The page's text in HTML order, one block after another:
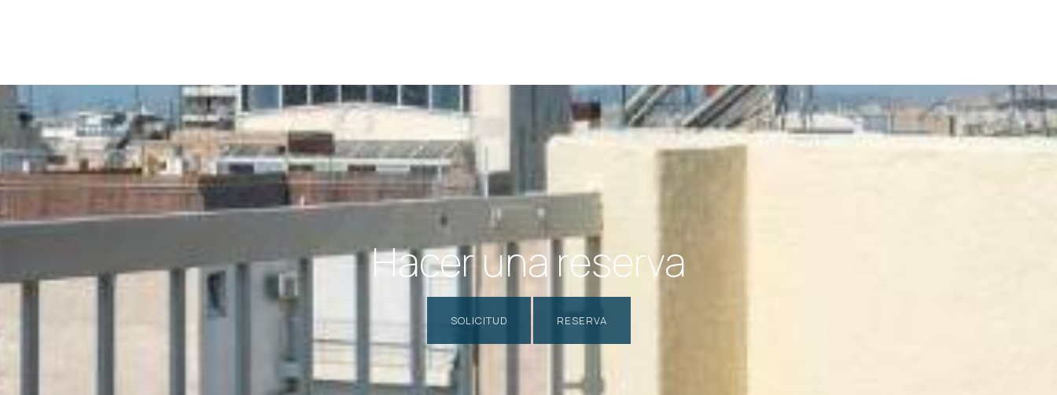
Hacer una reserva
SOLICITUD RESERVA